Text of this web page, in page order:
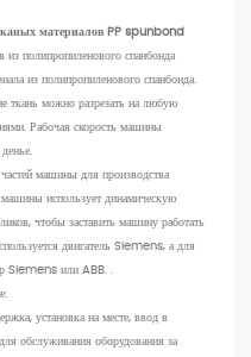
материалов PP spunbond
полипропиленового спанбонда
из полипропиленового спанбонда.
можно разрезать на любую
Рабочая скорость машины
машины для производства
использует динамическую
чтобы заставить машину работать
двигатель Siemens, а для
Siemens или ABB. .
установка на месте, ввод в
обслуживания оборудования за